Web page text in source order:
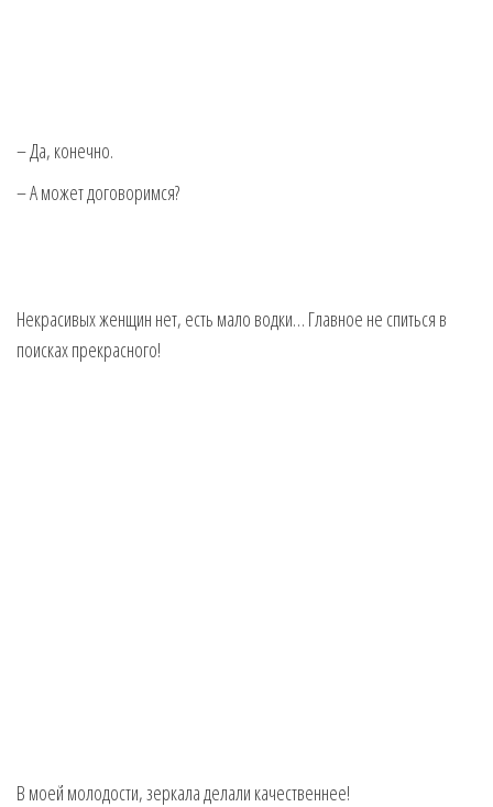
– Да, конечно.
– А может договоримся?
Некрасивых женщин нет, есть мало водки… Главное не спиться в
поисках прекрасного!
В моей молодости, зеркала делали качественнее!